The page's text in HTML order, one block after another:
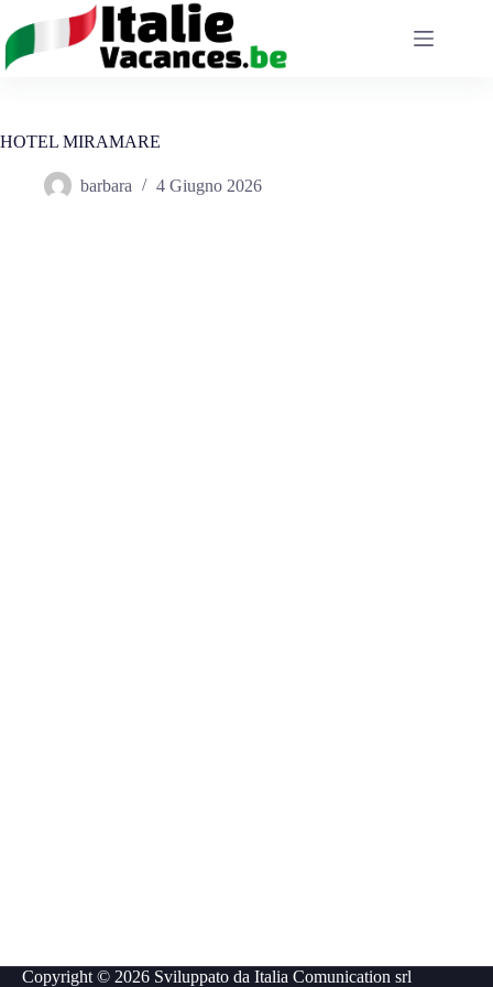
contenuto
HOTEL MIRAMARE
barbara 4 Giugno 2026
Copyright © 2026 Sviluppato daItalia Comunication srl